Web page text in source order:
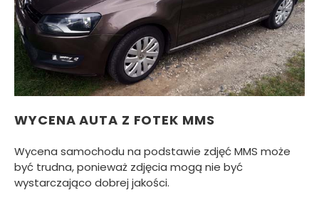
WYCENA AUTA Z FOTEK MMS
Wycena samochodu na podstawie zdjęć MMS może
być trudna, ponieważ zdjęcia mogą nie być
wystarczająco dobrej jakości.